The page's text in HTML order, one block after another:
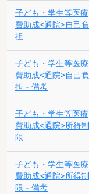
子ども・学生等医療
費助成<通院>自己負
担
子ども・学生等医療
費助成<通院>自己負
担－備考
子ども・学生等医療
費助成<通院>所得制
限
子ども・学生等医療
費助成<通院>所得制
限－備考